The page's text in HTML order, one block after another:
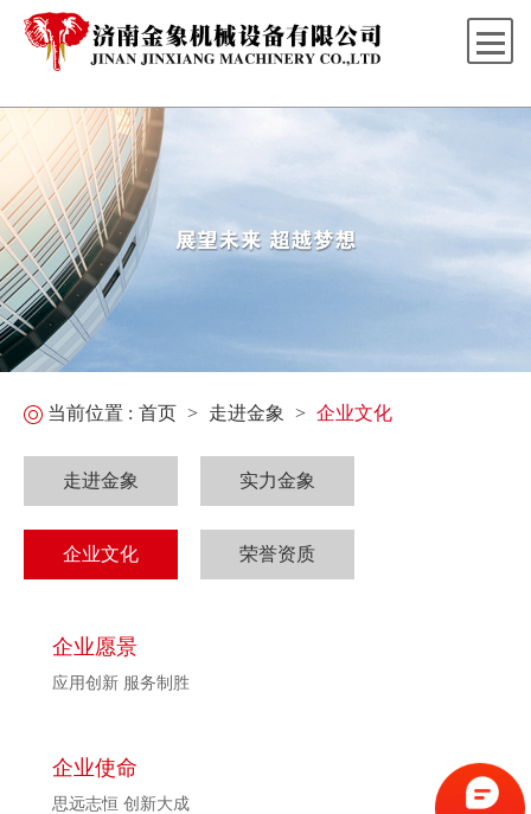
当前位置 : 首页 > 走进金象 > 企业文化
走进金象 实力金象
企业文化 荣誉资质
企业愿景
应用创新 服务制胜
企业使命
思远志恒 创新大成